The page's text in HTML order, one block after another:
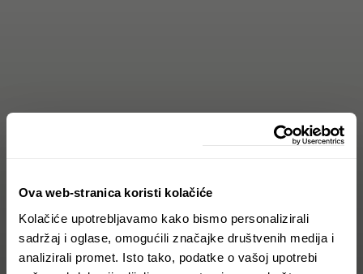
Ova web-stranica koristi kolačiće
Kolačiće upotrebljavamo kako bismo personalizirali
sadržaj i oglase, omogućili značajke društvenih medija i
analizirali promet. Isto tako, podatke o vašoj upotrebi